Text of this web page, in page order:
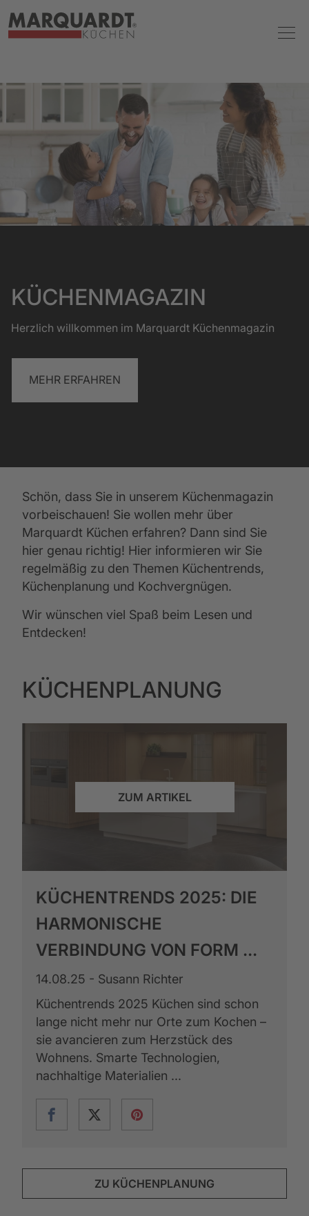
KÜCHENMAGAZIN
Herzlich willkommen im Marquardt Küchenmagazin
MEHR ERFAHREN
Schön, dass Sie in unserem Küchenmagazin
vorbeischauen! Sie wollen mehr über
Marquardt Küchen erfahren? Dann sind Sie
hier genau richtig! Hier informieren wir Sie
regelmäßig zu den Themen Küchentrends,
Küchenplanung und Kochvergnügen.
Wir wünschen viel Spaß beim Lesen und
Entdecken!
KÜCHENPLANUNG
ZUM ARTIKEL
KÜCHENTRENDS 2025: DIE
HARMONISCHE
VERBINDUNG VON FORM ...
14.08.25 - Susann Richter
Küchentrends 2025 Küchen sind schon
lange nicht mehr nur Orte zum Kochen –
sie avancieren zum Herzstück des
Wohnens. Smarte Technologien,
nachhaltige Materialien ...
ZU KÜCHENPLANUNG